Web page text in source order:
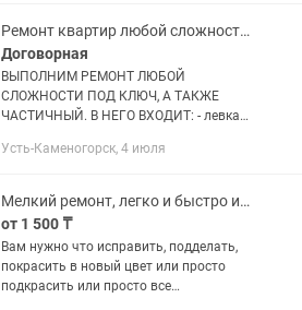
Ремонт квартир любой сложности под ключ а также частичный
Договорная
ВЫПОЛНИМ РЕМОНТ ЛЮБОЙ
СЛОЖНОСТИ ПОД КЛЮЧ, А ТАКЖЕ
ЧАСТИЧНЫЙ. В НЕГО ВХОДИТ: - левкас
выравнивание полов - устранение
настил...
Усть-Каменогорск, 4 июля
Мелкий ремонт, легко и быстро и качественно.
от 1 500 ₸
Вам нужно что исправить, подделать,
покрасить в новый цвет или просто
подкрасить или просто все